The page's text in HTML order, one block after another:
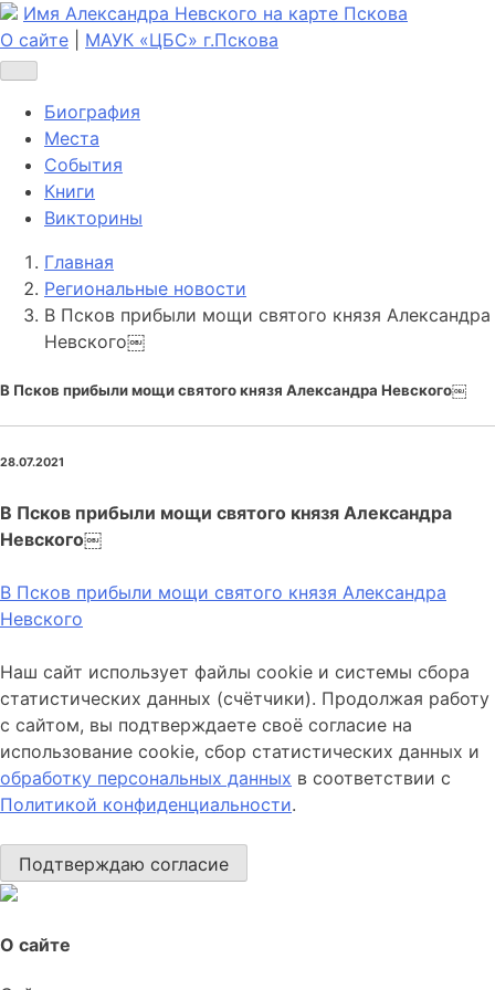
Имя Александра Невского на карте Пскова
О сайте
МАУК «ЦБС» г.Пскова
Биография
Места
События
Книги
Викторины
Главная
Региональные новости
В Псков прибыли мощи святого князя Александра
Невского￼
В Псков прибыли мощи святого князя Александра Невского￼
28.07.2021
В Псков прибыли мощи святого князя Александра
Невского￼
В Псков прибыли мощи святого князя Александра
Невского
Наш сайт использует файлы cookie и системы сбора
статистических данных (счётчики). Продолжая работу
с сайтом, вы подтверждаете своё согласие на
использование cookie, сбор статистических данных и
обработку персональных данных в соответствии с
Политикой конфиденциальности.
Подтверждаю согласие
О сайте